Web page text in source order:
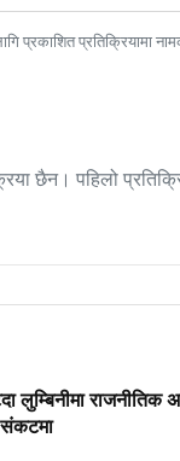
प्रकाशित प्रतिक्रियामा
छैन। पहिलो
लुम्बिनीमा राजनीतिक
संकटमा